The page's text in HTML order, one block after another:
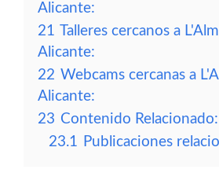
Alicante:
21 Talleres cercanos a
Alicante:
22 Webcams cercanas a
Alicante:
23 Contenido Relacionado:
23.1 Publicaciones